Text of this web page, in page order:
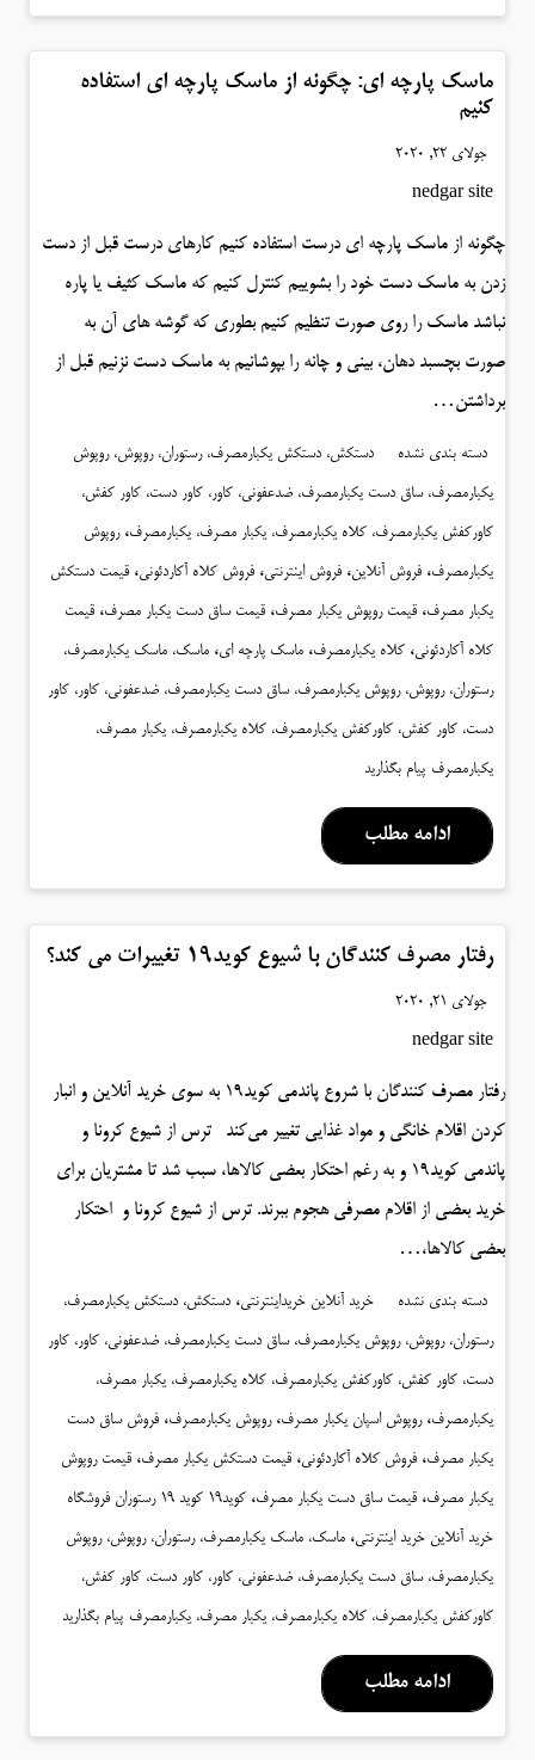
ماسک پارچه ای: چگونه از ماسک پارچه ای استفاده
کنیم
جولای 22, 2020
nedgar site
چگونه از ماسک پارچه ای درست استفاده کنیم کارهای درست قبل از دست
زدن به ماسک دست خود را بشوییم کنترل کنیم که ماسک کثیف یا پاره
نباشد ماسک را روی صورت تنظیم کنیم بطوری که گوشه های آن به
صورت بچسبد دهان، بینی و چانه را بپوشانیم به ماسک دست نزنیم قبل از
برداشتن…
دسته بندی نشده دستکش، دستکش یکبارمصرف، رستوران، روپوش، روپوش
یکبارمصرف، ساق دست یکبارمصرف، ضدعفونی، کاور، کاور دست، کاور کفش،
کاورکفش یکبارمصرف، کلاه یکبارمصرف، یکبار مصرف، یکبارمصرف،روپوش
یکبارمصرف، فروش آنلاین، فروش اینترنتی، فروش کلاه آکاردئونی، قیمت دستکش
یکبار مصرف، قیمت روپوش یکبار مصرف، قیمت ساق دست یکبار مصرف، قیمت
کلاه آکاردئونی، کلاه یکبارمصرف، ماسک پارچه ای، ماسک، ماسک یکبارمصرف،
رستوران، روپوش، روپوش یکبارمصرف، ساق دست یکبارمصرف، ضدعفونی، کاور، کاور
دست، کاور کفش، کاورکفش یکبارمصرف، کلاه یکبارمصرف، یکبار مصرف،
یکبارمصرف پیام بگذارید
ادامه مطلب
رفتار مصرف کنندگان با شیوع کوید۱۹ تغییرات می کند؟
جولای 21, 2020
nedgar site
رفتار مصرف کنندگان با شروع پاندمی کوید۱۹ به سوی خرید آنلاین و انبار
کردن اقلام خانگی و مواد غذایی تغییر می‌کند ترس از شیوع کرونا و
پاندمی کوید۱۹ و به رغم احتکار بعضی کالاها، سبب شد تا مشتریان برای
خرید بعضی از اقلام مصرفی هجوم ببرند. ترس از شیوع کرونا و احتکار
بعضی کالاها،…
دسته بندی نشده خرید آنلاین خریداینترنتی، دستکش، دستکش یکبارمصرف،
رستوران، روپوش، روپوش یکبارمصرف، ساق دست یکبارمصرف، ضدعفونی، کاور، کاور
دست، کاور کفش، کاورکفش یکبارمصرف، کلاه یکبارمصرف، یکبار مصرف،
یکبارمصرف،روپوش اسپان یکبار مصرف،روپوش یکبارمصرف، فروش ساق دست
یکبار مصرف، فروش کلاه آکاردئونی، قیمت دستکش یکبار مصرف، قیمت روپوش
یکبار مصرف، قیمت ساق دست یکبار مصرف، کوید19 کوید 19 رستوران فروشگاه
خرید آنلاین خرید اینترنتی، ماسک، ماسک یکبارمصرف، رستوران، روپوش، روپوش
یکبارمصرف، ساق دست یکبارمصرف، ضدعفونی، کاور، کاور دست، کاور کفش،
کاورکفش یکبارمصرف، کلاه یکبارمصرف، یکبار مصرف، یکبارمصرف پیام بگذارید
ادامه مطلب